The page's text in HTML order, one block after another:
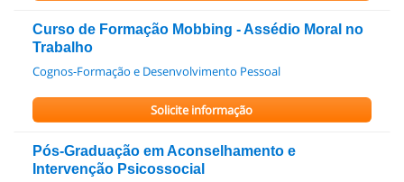
Curso de Formação Mobbing - Assédio Moral no
Trabalho
Cognos-Formação e Desenvolvimento Pessoal
Solicite informação
Pós-Graduação em Aconselhamento e
Intervenção Psicossocial